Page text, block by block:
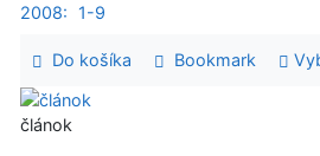
2008:
1-9
Do košíka Bookmark
článok